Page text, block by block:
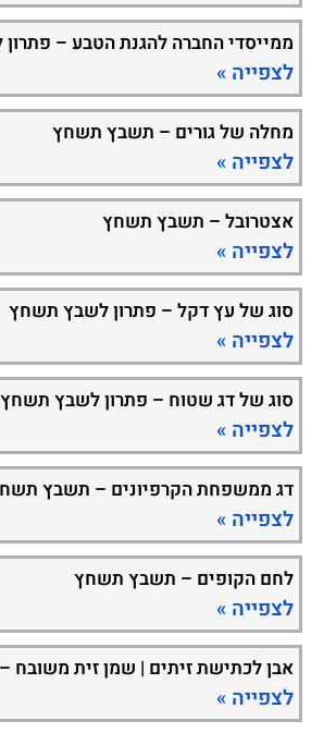
ממייסדי החברה להגנת הטבע –
לצפייה »
מחלה של גורים – תשבץ תשחץ
לצפייה »
אצטרובל – תשבץ תשחץ
לצפייה »
סוג של עץ דקל – פתרון לשבץ תשחץ
לצפייה »
סוג של דג שטוח – פתרון לשבץ תשחץ
לצפייה »
דג ממשפחת הקרפיונים – תשבץ
לצפייה »
לחם הקופים – תשבץ תשחץ
לצפייה »
אבן לכתישת זיתים | שמן זית
לצפייה »